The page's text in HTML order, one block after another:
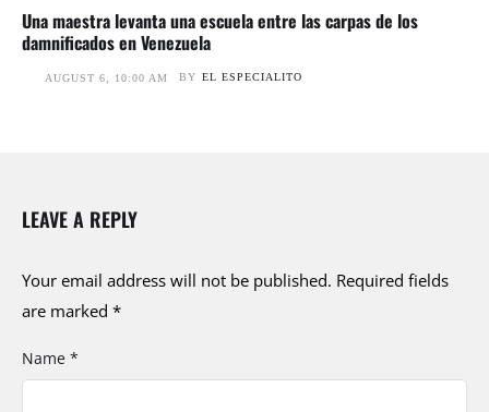
Una maestra levanta una escuela entre las carpas de los
damnificados en Venezuela
AUGUST 6, 10:00 AM BY EL ESPECIALITO
LEAVE A REPLY
Your email address will not be published. Required fields
are marked *
Name *